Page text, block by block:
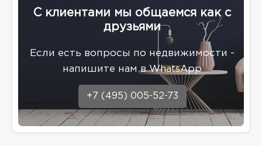
С клиентами мы общаемся как с
друзьями
Eсли есть вопросы по недвижимости -
напишите нам в WhatsApp
+7 (495) 005-52-73